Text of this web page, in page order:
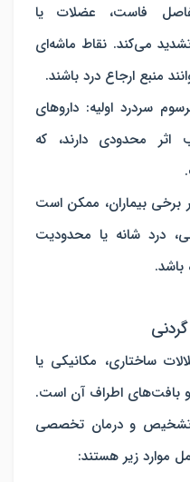
فاست، عضلات یا
می‌کند. نقاط ماشه‌ای
سردرد اولیه: داروهای
محدودی دارند، که
برخی بیماران، ممکن است
درد شانه یا محدودیت
ساختاری، مکانیکی یا
بافت‌های اطراف آن است.
تشخیص و درمان تخصصی
موارد زیر هستند: